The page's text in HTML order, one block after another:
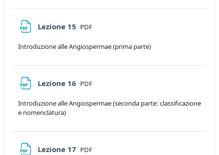
Lezione 15 File
PDF
Introduzione alle Angiospermae (prima parte)
Lezione 16 File
PDF
Introduzione alle Angiospermae (seconda parte: classificazione
e nomenclatura)
Lezione 17 File
PDF